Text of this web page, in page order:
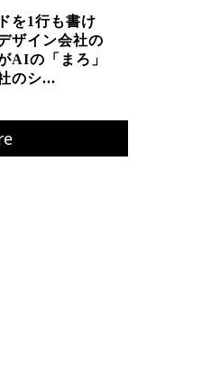
を1行も書け
ザイン会社の
AIの「まろ」
のシ...